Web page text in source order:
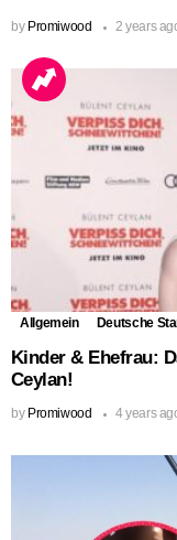
by Promiwood 2 years
Allgemein Deutsche
Kinder & Ehefrau:
Ceylan!
by Promiwood 4 years